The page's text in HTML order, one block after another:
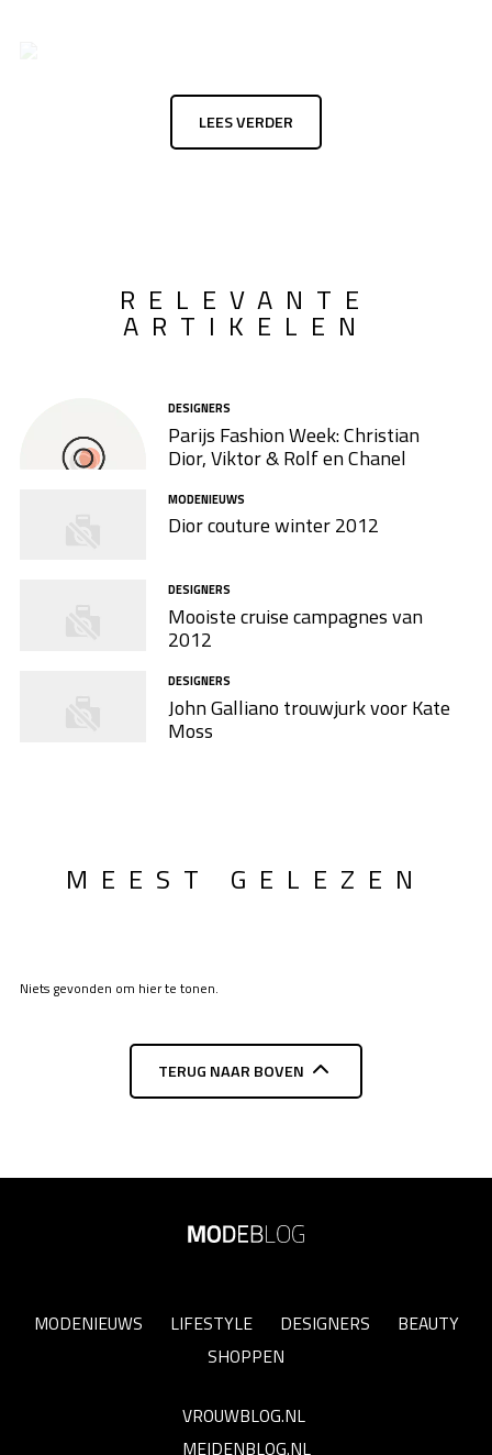
LEES VERDER
RELEVANTE
ARTIKELEN
DESIGNERS
Parijs Fashion Week: Christian
Dior, Viktor & Rolf en Chanel
MODENIEUWS
Dior couture winter 2012
DESIGNERS
Mooiste cruise campagnes van
2012
DESIGNERS
John Galliano trouwjurk voor Kate
Moss
MEEST GELEZEN
Niets gevonden om hier te tonen.
TERUG NAAR BOVEN
MODENIEUWS LIFESTYLE DESIGNERS
BEAUTY
SHOPPEN
VROUWBLOG.NL
MEIDENBLOG.NL